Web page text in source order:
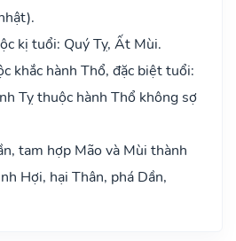
kị tuổi: Quý Tỵ, Ất Mùi.
khắc hành Thổ, đặc biệt tuổi:
Tỵ thuộc hành Thổ không sợ
tam hợp Mão và Mùi thành
Hợi, hại Thân, phá Dần,